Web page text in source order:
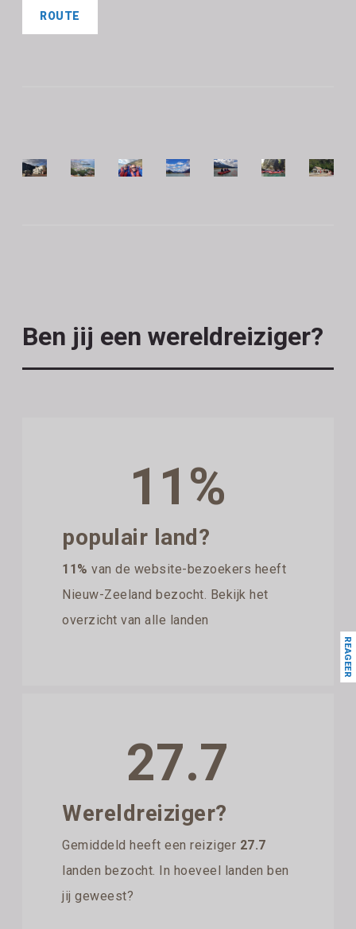
ROUTE
Ben jij een wereldreiziger?
11%
populair land?
11% van de website-bezoekers heeft
Nieuw-Zeeland bezocht. Bekijk het
overzicht van alle landen
27.7
Wereldreiziger?
Gemiddeld heeft een reiziger 27.7
landen bezocht. In hoeveel landen ben
jij geweest?
REAGEER